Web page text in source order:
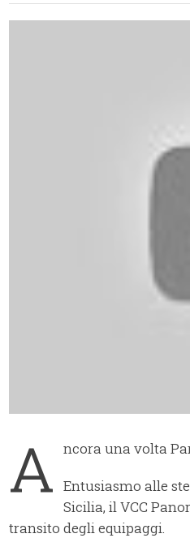
A ncora una volta
Entusiasmo alle
Sicilia, il VCC
transito degli equipaggi.